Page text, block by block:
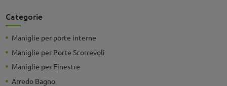
Categorie
Maniglie per porte interne
Maniglie per Porte Scorrevoli
Maniglie per Finestre
Arredo Bagno